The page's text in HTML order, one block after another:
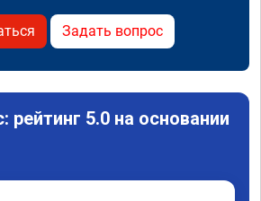
Задать вопрос
5.0 на основании